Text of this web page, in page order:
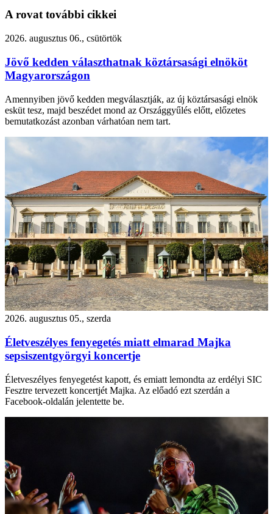
A rovat további cikkei
2026. augusztus 06., csütörtök
Jövő kedden választhatnak köztársasági elnököt
Magyarországon
Amennyiben jövő kedden megválasztják, az új köztársasági elnök
esküt tesz, majd beszédet mond az Országgyűlés előtt, előzetes
bemutatkozást azonban várhatóan nem tart.
2026. augusztus 05., szerda
Életveszélyes fenyegetés miatt elmarad Majka
sepsiszentgyörgyi koncertje
Életveszélyes fenyegetést kapott, és emiatt lemondta az erdélyi SIC
Fesztre tervezett koncertjét Majka. Az előadó ezt szerdán a
Facebook-oldalán jelentette be.